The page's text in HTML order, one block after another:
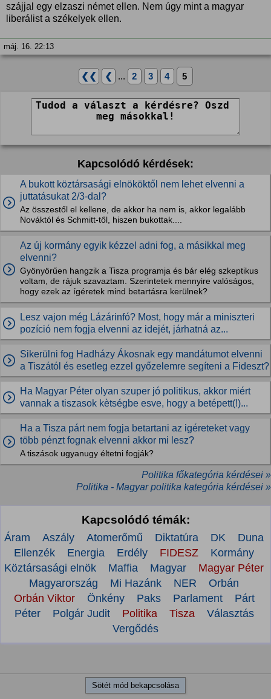
szájjal egy elzaszi német ellen. Nem úgy mint a magyar
liberálist a székelyek ellen.
máj. 16. 22:13
❮❮ ❮ ... 2 3 4 5
Kapcsolódó kérdések:
A bukott köztársasági elnököktől nem lehet elvenni a
juttatásukat 2/3-dal?
Az összestől el kellene, de akkor ha nem is, akkor legalább
Nováktól és Schmitt-től, hiszen bukottak....
Az új kormány egyik kézzel adni fog, a másikkal meg
elvenni?
Gyönyörűen hangzik a Tisza programja és bár elég szkeptikus
voltam, de rájuk szavaztam. Szerintetek mennyire valóságos,
hogy ezek az ígéretek mind betartásra kerülnek?
Lesz vajon még Lázárinfó? Most, hogy már a miniszteri
pozíció nem fogja elvenni az idejét, járhatná az...
Sikerülni fog Hadházy Ákosnak egy mandátumot elvenni
a Tiszától és esetleg ezzel győzelemre segíteni a Fideszt?
Ha Magyar Péter olyan szuper jó politikus, akkor miért
vannak a tiszasok kètségbe esve, hogy a betépett(!)...
Ha a Tisza párt nem fogja betartani az igéreteket vagy
több pénzt fognak elvenni akkor mi lesz?
A tiszások ugyanugy éltetni fogják?
Politika főkategória kérdései »
Politika - Magyar politika kategória kérdései »
Kapcsolódó témák:
Áram Aszály Atomerőmű Diktatúra DK
Duna
Ellenzék
Energia Erdély FIDESZ
Kormány
Köztársasági elnök
Maffia Magyar
Magyar Péter
Magyarország
Mi Hazánk NER
Orbán
Orbán Viktor
Önkény Paks Parlament
Párt
Péter
Polgár Judit Politika Tisza
Választás
Vergődés
Sötét mód bekapcsolása